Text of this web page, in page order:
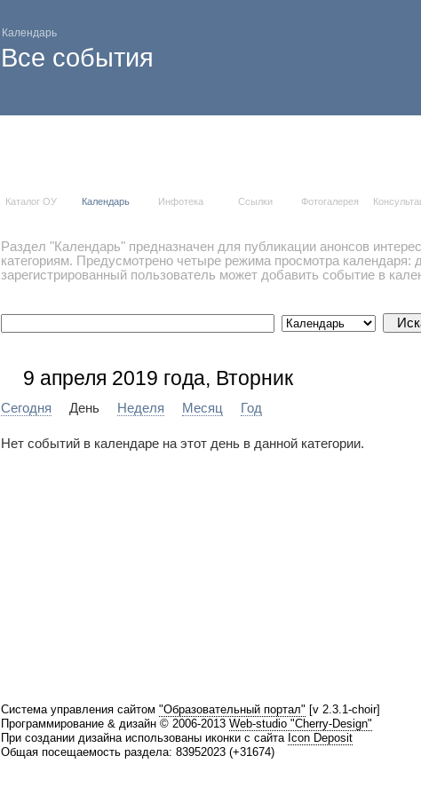
Каталог ОУ Календарь Инфотека Ссылки Фотогалерея
Все события
Календарь
Раздел "Календарь" предназначен для публикации анонсов
категориям. Предусмотрено четыре режима просмотра
зарегистрированный пользователь может добавить событие в
9 апреля 2019 года, Вторник
Сегодня День Неделя Месяц Год
Нет событий в календаре на этот день в данной категории.
Система управления сайтом "Образовательный портал" [v 2.3.1-choir]
Программирование & дизайн © 2006-2013 Web-studio "Cherry-Design"
При создании дизайна использованы иконки с сайта Icon Deposit
Общая посещаемость раздела: 83952023 (+31674)